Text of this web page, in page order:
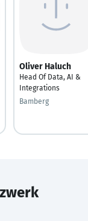
Oliver Haluch
Head Of Data, AI &
Integrations
Bamberg